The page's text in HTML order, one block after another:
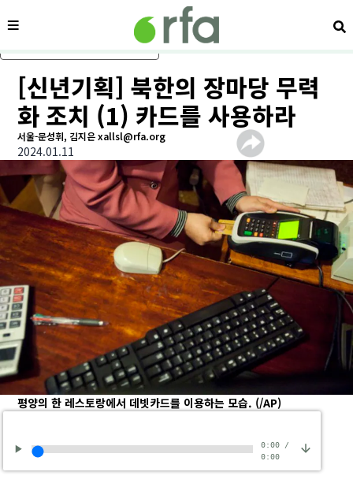
메인 콘텐츠로 건너뛰기
메뉴 검
[신년기획] 북한의 장마당 무력
화 조치 (1) 카드를 사용하라
서울-문성휘, 김지은 xallsl@rfa.org
2024.01.11
평양의 한 레스토랑에서 데빗카드를 이용하는 모습. (/AP)
0:00/
0:00